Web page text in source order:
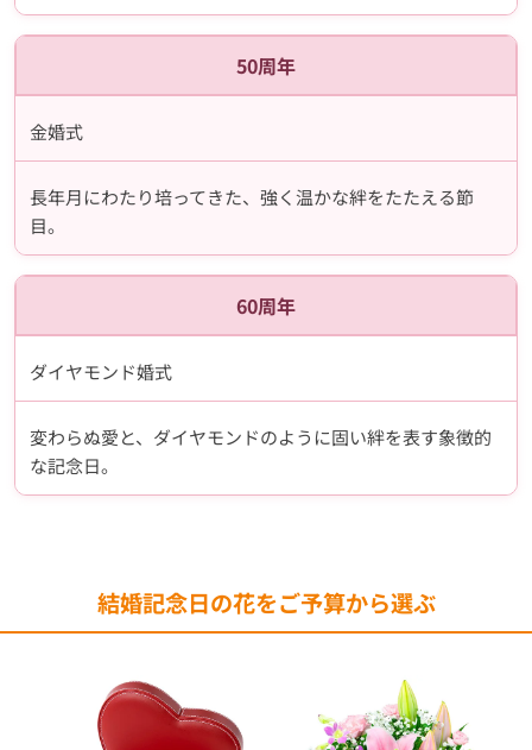
50周年
金婚式
長年月にわたり培ってきた、強く温かな絆をたたえる節
目。
60周年
ダイヤモンド婚式
変わらぬ愛と、ダイヤモンドのように固い絆を表す象徴的
な記念日。
結婚記念日の花をご予算から選ぶ